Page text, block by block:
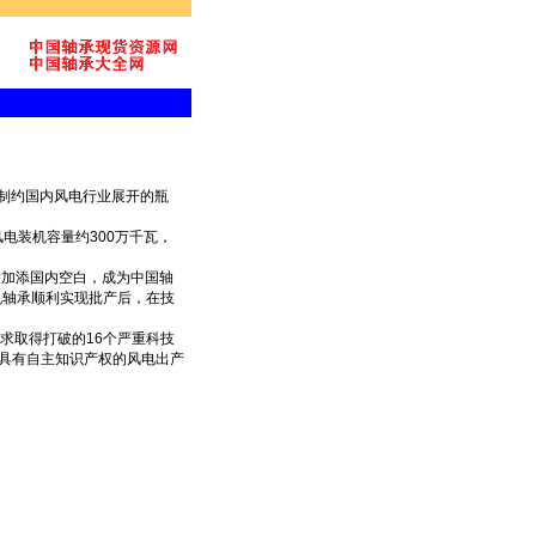
约国内风电行业展开的瓶
装机容量约300万千瓦，
添国内空白，成为中国轴
承顺利实现批产后，在技
取得打破的16个严重科技
有自主知识产权的风电出产